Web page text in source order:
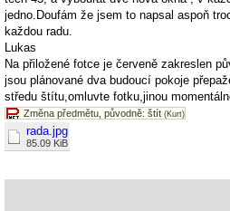
jedno.Doufám že jsem to napsal aspoň
každou radu.
Lukas
Na přiložené fotce je červeně zakreslen
jsou plánované dva budoucí pokoje
středu štítu,omluvte fotku,jinou
Změna předmětu, původně: štít (Kurt)
rada.jpg
85.09 KiB